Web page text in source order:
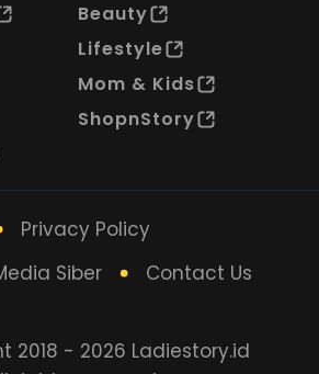
Beauty
Lifestyle
Mom & Kids
ShopnStory
Privacy Policy
Siber
Contact Us
2018 - 2026 Ladiestory.id